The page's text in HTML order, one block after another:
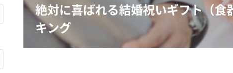
絶対に喜ばれる結婚祝いギフト（
キング